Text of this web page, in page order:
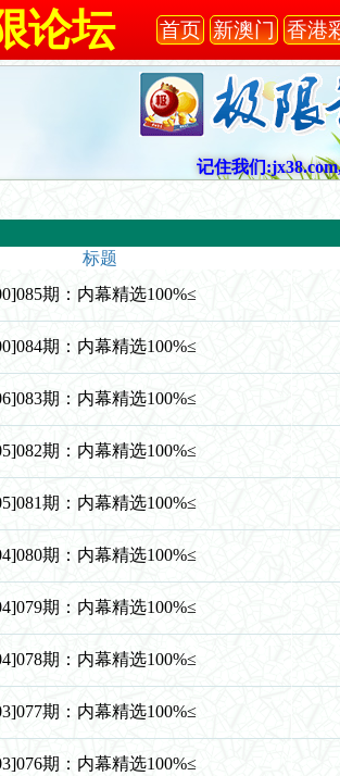
论坛 首页 新澳门 香港
记住我们
标题
期：内幕精选100%≤
期：内幕精选100%≤
期：内幕精选100%≤
期：内幕精选100%≤
期：内幕精选100%≤
期：内幕精选100%≤
期：内幕精选100%≤
期：内幕精选100%≤
期：内幕精选100%≤
期：内幕精选100%≤